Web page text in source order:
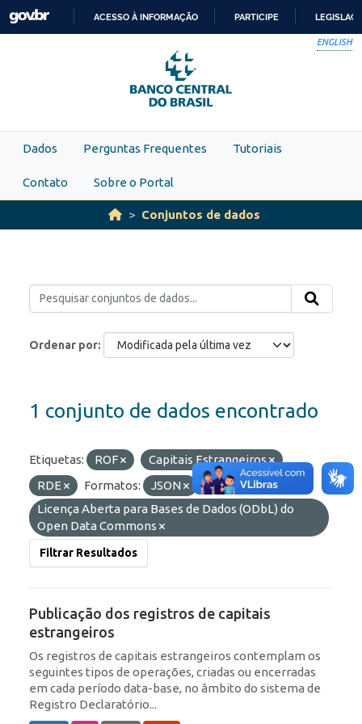
Skip to main content
PARA
O
CONTEÚDO
ACESSO À INFORMAÇÃO PARTICIPE
ENGLISH
Dados Perguntas Frequentes Tutoriais
Contato Sobre o Portal
Conjuntos de dados
Ordenar por
1 conjunto de dados encontrado
Etiquetas: ROF
Capitais Estrangeiros
RDE
Formatos: JSON
Licenças:
Licença Aberta para Bases de Dados (ODbL) do
Open Data Commons
Filtrar Resultados
Publicação dos registros de capitais
estrangeiros
Os registros de capitais estrangeiros contemplam os
seguintes tipos de operações, criadas ou encerradas
em cada período data-base, no âmbito do sistema de
Registro Declaratório...